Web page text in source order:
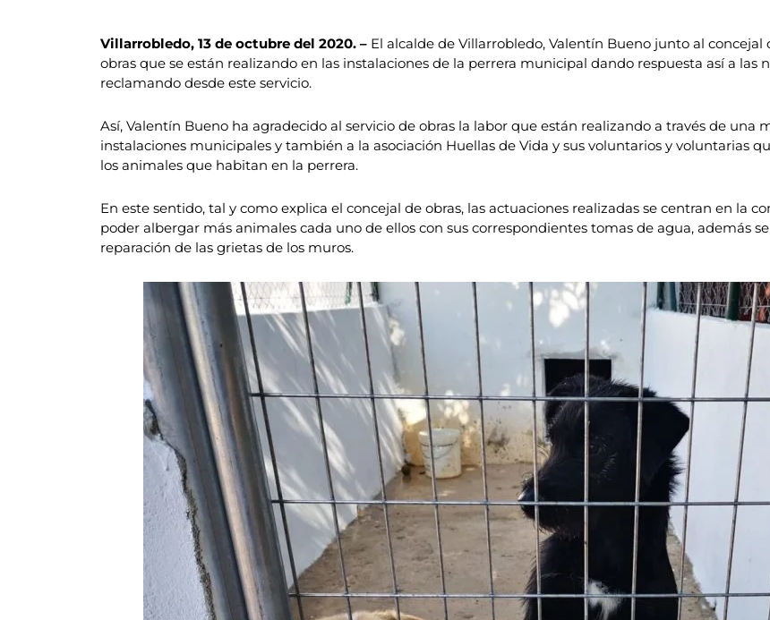
Villarrobledo, 13 de octubre del 2020. – El alcalde de Villarrobledo, Valentín Bueno junto al
obras que se están realizando en las instalaciones de la perrera municipal dando respuesta así a las
reclamando desde este servicio.
Así, Valentín Bueno ha agradecido al servicio de obras la labor que están realizando a través de
instalaciones municipales y también a la asociación Huellas de Vida y sus voluntarios y voluntarias
los animales que habitan en la perrera.
En este sentido, tal y como explica el concejal de obras, las actuaciones realizadas se centran en la
poder albergar más animales cada uno de ellos con sus correspondientes tomas de agua, además
reparación de las grietas de los muros.